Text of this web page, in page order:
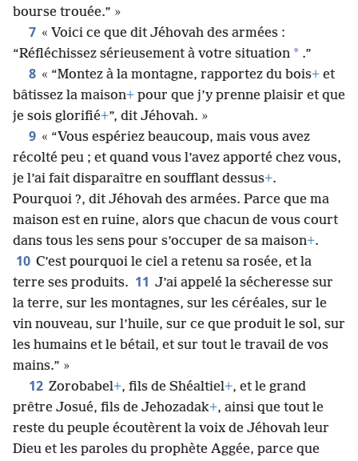
bourse trouée.” »
7 « Voici ce que dit Jéhovah des armées :
“Réfléchissez sérieusement à votre situation * .”
8 « “Montez à la montagne, rapportez du bois+ et
bâtissez la maison+ pour que j’y prenne plaisir et que
je sois glorifié+”, dit Jéhovah. »
9 « “Vous espériez beaucoup, mais vous avez
récolté peu ; et quand vous l’avez apporté chez vous,
je l’ai fait disparaître en soufflant dessus+.
Pourquoi ?, dit Jéhovah des armées. Parce que ma
maison est en ruine, alors que chacun de vous court
dans tous les sens pour s’occuper de sa maison+.
10 C’est pourquoi le ciel a retenu sa rosée, et la
terre ses produits. 11 J’ai appelé la sécheresse sur
la terre, sur les montagnes, sur les céréales, sur le
vin nouveau, sur l’huile, sur ce que produit le sol, sur
les humains et le bétail, et sur tout le travail de vos
mains.” »
12 Zorobabel+, fils de Shéaltiel+, et le grand
prêtre Josué, fils de Jehozadak+, ainsi que tout le
reste du peuple écoutèrent la voix de Jéhovah leur
Dieu et les paroles du prophète Aggée, parce que